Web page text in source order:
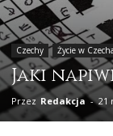
Czechy Życie w
Jaki
Przez Redakcja - 21